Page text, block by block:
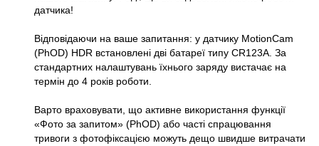
датчика!
Відповідаючи на ваше запитання: у датчику MotionCam
(PhOD) HDR встановлені дві батареї типу CR123A. За
стандартних налаштувань їхнього заряду вистачає на
термін до 4 років роботи.
Варто враховувати, що активне використання функції
«Фото за запитом» (PhOD) або часті спрацювання
тривоги з фотофіксацією можуть дещо швидше витрачати